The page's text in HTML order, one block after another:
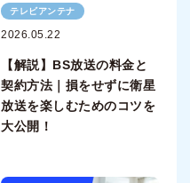
テレビアンテナ
2026.05.22
【解説】BS放送の料金と
契約方法｜損をせずに衛星
放送を楽しむためのコツを
大公開！